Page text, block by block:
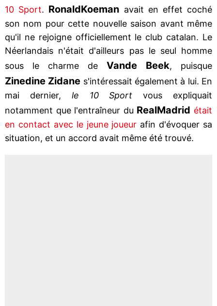
10 Sport. RonaldKoeman avait en effet coché
son nom pour cette nouvelle saison avant même
qu'il ne rejoigne officiellement le club catalan. Le
Néerlandais n'était d'ailleurs pas le seul homme
sous le charme de Vande Beek, puisque
Zinedine Zidane s'intéressait également à lui. En
mai dernier, le 10 Sport vous expliquait
notamment que l'entraîneur du RealMadrid était
en contact avec le jeune joueur afin d'évoquer sa
situation, et un accord avait même été trouvé.